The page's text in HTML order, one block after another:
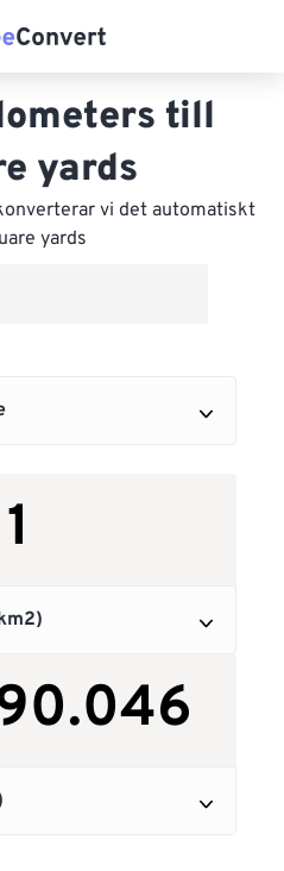
till
yards
vi det automatiskt
yards